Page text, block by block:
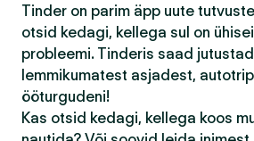
Tinder on parim äpp uute
otsid kedagi, kellega sul on
probleemi. Tinderis saad
lemmikumatest asjadest,
ööturgudeni!
Kas otsid kedagi, kellega koos